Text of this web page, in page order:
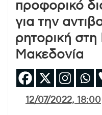
προφορικό
για την
ρητορική στη
Μακεδονία
12/07/2022, 18:00